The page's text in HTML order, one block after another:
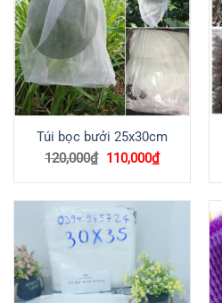
Túi bọc bưởi 25x30cm
120,000₫ Giá
là:
120,000₫.
110,000₫Giá
hiện
tại
là:
110,000₫.